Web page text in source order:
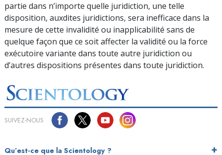
partie dans n’importe quelle juridiction, une telle
disposition, auxdites juridictions, sera inefficace dans la
mesure de cette invalidité ou inapplicabilité sans de
quelque façon que ce soit affecter la validité ou la force
exécutoire variante dans toute autre juridiction ou
d’autres dispositions présentes dans toute juridiction.
SUIVEZ-NOUS
Qu’est-ce que la Scientology ?